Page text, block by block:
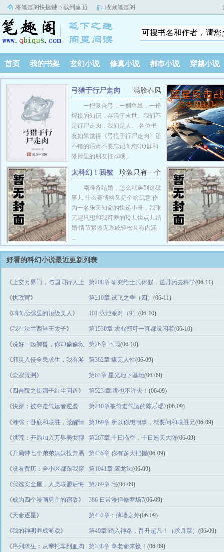
将笔趣阁快捷键下载到桌面 收藏笔趣阁
首页 我的书架 玄幻小说 修真小说 都市小说 穿越小说
满脸春风
弓猎于行尸走肉
一把复合弓，一捆鱼线，一份
焊接的知识，存活于末世。我们不
是行尸走肉，我们是人。 各位书
友如果觉得《弓猎于行尸走肉》还
不错的话请不要忘记向您QQ群和
微博里的朋友推荐哦...
珍象只有一个
太科幻！我被
改造成大za男？
刚准备结婚，怎么就遇到这破
事儿 什么赛博格又是个啥玩意 作
为一名乐天知命的快递小哥，我张
无趣只想和我可爱的玲儿快点儿结
婚 情节紧凑无系统轻松且有内涵
...
好看的科幻小说最近更新列表
《上交万界门，与国同行人上
人》
第208章 研究给士兵休假，送丹药去科学(06-11)
《执政官》 第210章 试飞之争（四） (06-11)
《哨向恋综里的顶级美人 》 101 泳池派对（9） (06-10)
《我在法兰西当王太子》 第1530章 农业部可一直都没闲着(06-10)
《说好一起御兽，你却偷偷救
世》
第26章 下雨(06-10)
《邪灵入侵全民求生，我有游
戏外挂》
第302章 壕无人性(06-09)
《众寂荒渊 》 第63章 星光地下基地(06-09)
《 四合院之街溜子红尘问道》 第523 章 哪也不许去！ (06-09)
《快穿：被夺走气运者逆袭
记》
第210章被偷走气运的陈乐瑶7(06-09)
《港综：卧底和联胜，觉醒情
报系统
第169章 所以你想闹事，就要问和联胜兄(06-09)
《洪荒：开局加入万界美女聊
天群 》
第267章 十日临空，十日巡天大阵(06-09)
《开局带七个弟弟妹妹投奔易
中海》
第435章 你有多大把握(06-09)
《没看黄历：全小区都跟我穿
越了》
第1041章 应龙法(06-09)
《我选安全屋，人类联盟后悔
了 》
第269章 宅(06-09)
《成为四个漫画男主的宿敌》 386 日常漫但修罗场7(06-09)
《天命逐星》 第432章：薄墙之外(06-09)
《我的神明养成游戏》 第49章 踏入神路，晋升超凡！（求月票） (06-09)
《序列求生：从摩托车到血肉
第338章 拿老命来换！ (06-09)